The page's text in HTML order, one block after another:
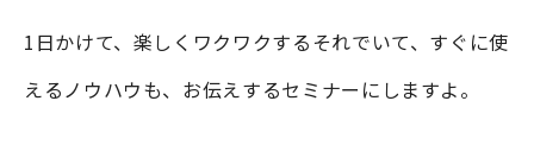
1日かけて、楽しくワクワクするそれでいて、すぐに使
えるノウハウも、お伝えするセミナーにしますよ。